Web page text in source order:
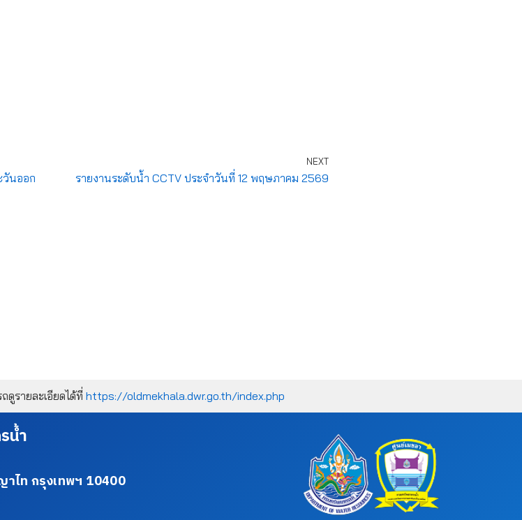
นออก
NEXT
รายงานระดับน้ำ CCTV ประจำวันที่ 12 พฤษภาคม 2569
รายละเอียดได้ที่ https://oldmekhala.dwr.go.th/index.php
น้ำ
ไท กรุงเทพฯ 10400